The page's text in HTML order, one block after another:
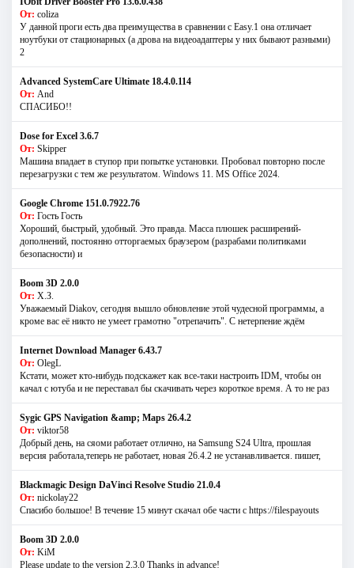
От: coliza
У данной проги есть два преимущества в сравнении с Easy.1 она отличает
ноутбуки от стационарных (а дрова на видеоадаптеры у них бывают разными)
2
Advanced SystemCare Ultimate 18.4.0.114
От: And
СПАСИБО!!
Dose for Excel 3.6.7
От: Skipper
Машина впадает в ступор при попытке установки. Пробовал повторно после
перезагрузки с тем же результатом. Windows 11. MS Offiсe 2024.
Google Chrome 151.0.7922.76
От: Гость Гость
Хороший, быстрый, удобный. Это правда. Масса плюшек расширений-
дополнений, постоянно отторгаемых браузером (разрабами политиками
безопасности) и
Boom 3D 2.0.0
От: Х.З.
Уважаемый Diakov, сегодня вышло обновление этой чудесной программы, а
кроме вас её никто не умеет грамотно "отрепачить". С нетерпение ждём
Internet Download Manager 6.43.7
От: OlegL
Кстати, может кто-нибудь подскажет как все-таки настроить IDM, чтобы он
качал с ютуба и не переставал бы скачивать через короткое время. А то не раз
Sygic GPS Navigation &amp; Maps 26.4.2
От: viktor58
Добрый день, на сяоми работает отлично, на Samsung S24 Ultra, прошлая
версия работала,теперь не работает, новая 26.4.2 не устанавливается. пишет,
Blackmagic Design DaVinci Resolve Studio 21.0.4
От: nickolay22
Спасибо большое! В течение 15 минут скачал обе части с https://filespayouts
Boom 3D 2.0.0
От: KiM
Please update to the version 2.3.0 Thanks in advance!